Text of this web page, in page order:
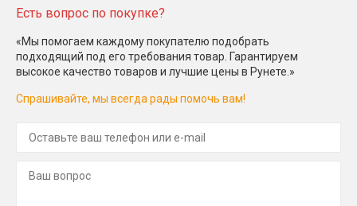
Есть вопрос по покупке?
«Мы помогаем каждому покупателю подобрать
подходящий под его требования товар. Гарантируем
высокое качество товаров и лучшие цены в Рунете.»
Спрашивайте, мы всегда рады помочь вам!